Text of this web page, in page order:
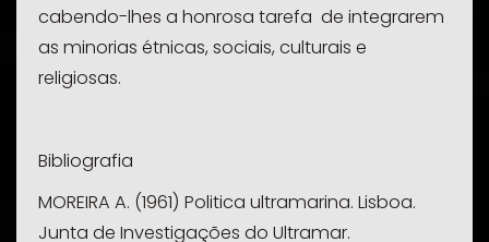
cabendo-lhes a honrosa tarefa de integrarem
as minorias étnicas, sociais, culturais e
religiosas.
Bibliografia
MOREIRA A. (1961) Politica ultramarina. Lisboa.
Junta de Investigações do Ultramar.